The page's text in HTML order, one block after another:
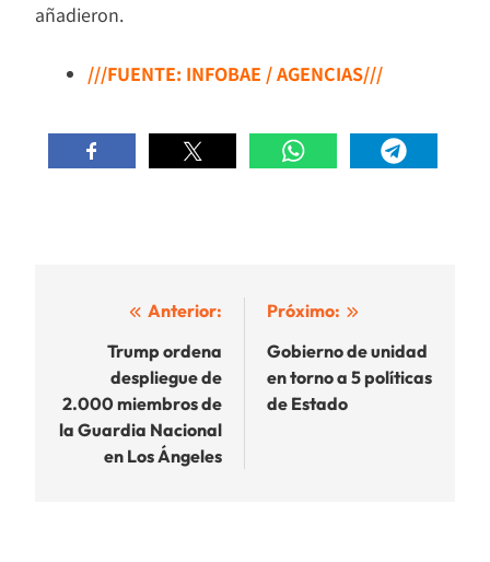
añadieron.
///FUENTE: INFOBAE / AGENCIAS///
Navegación
entradas
Anterior:
Trump ordena
despliegue de
2.000 miembros de
la Guardia Nacional
en Los Ángeles
Próximo:
Gobierno de unidad
en torno a 5 políticas
de Estado